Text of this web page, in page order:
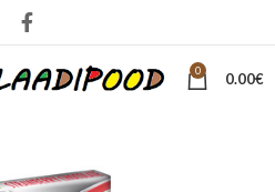
0 0.00€